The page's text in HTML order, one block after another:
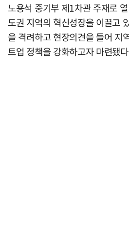
노용석 중기부 제1차관 주재로
도권 지역의 혁신성장을 이끌고
을 격려하고 현장의견을 들어 지
트업 정책을 강화하고자 마련됐